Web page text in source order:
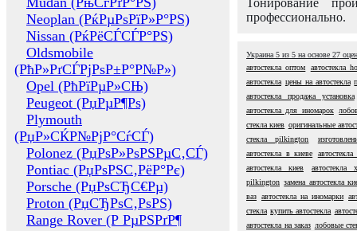
Neoplan (РќРµРѕРїР»Р°РЅ)
Nissan (РќРёСЃСЃР°РЅ)
Oldsmobile
(РћР»РґСЃРјРѕР±Р°Р№Р»)
Opel (РћРїРµР»СЊ)
Peugeot (РџРµР¶Рѕ)
Plymouth
(РџР»СЌР№РјР°СѓСЃ)
Polonez (РџРѕР»РѕРЅРµС‚СЃ)
Pontiac (РџРѕРЅС‚РёР°Рє)
Porsche (РџРѕСЂС€Рµ)
Proton (РџСЂРѕС‚РѕРЅ)
Range Rover (Р РµРЅРґР¶
Тонирование
профессионально.
Украина 5 из 5 на основе 27
автостекла оптом
автостекла
автостекла цены на автостекла
автостекла продажа установка
автостекла для иномарок
стекла киев оригинальные
стекла pilkington
автостекла в киеве
автостекла
автостекла киев
автостекла
pilkington замена автостекла
ваз автостекла на иномарки
стекла купить автостекла
автостекла на заказ лобовые